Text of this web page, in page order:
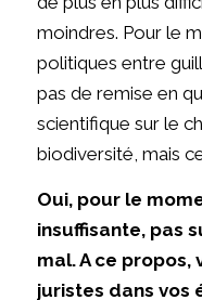
moindres. Pour le
politiques entre
pas de remise en
scientifique sur le
biodiversité, mais
Oui, pour le
insuffisante, pas
mal. A ce
juristes dans vos